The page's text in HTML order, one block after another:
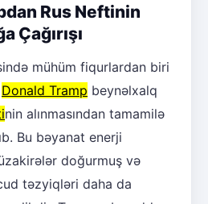
Rus Neftinin
Çağırışı
mühüm fiqurlardan biri
Donald Tramp beynəlxalq
nin alınmasından tamamilə
Bu bəyanat enerji
doğurmuş və
təzyiqləri daha da